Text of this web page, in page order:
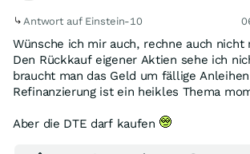
Antwort auf Einstein-10
Wünsche ich mir auch, rechne auch nicht
Den Rückkauf eigener Aktien sehe ich
braucht man das Geld um fällige
Refinanzierung ist ein heikles Thema
Aber die DTE darf kaufen